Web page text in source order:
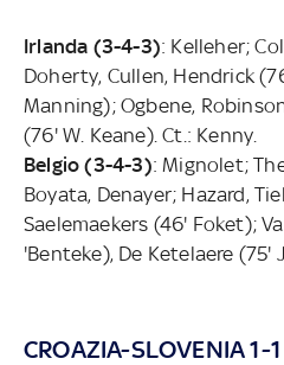
Irlanda (3-4-3): Kelleher;
Doherty, Cullen, Hendrick
Manning); Ogbene,
(76' W. Keane). Ct.: Kenny.
Belgio (3-4-3): Mignolet;
Boyata, Denayer; Hazard,
Saelemaekers (46' Foket);
'Benteke), De Ketelaere (75'
CROAZIA-SLOVENIA 1-1